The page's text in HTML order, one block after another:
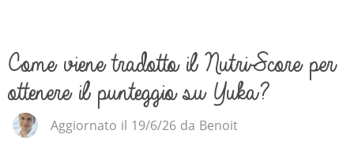
Come viene tradotto il Nutri-Score per
ottenere il punteggio su Yuka?
Aggiornato il 19/6/26 da Benoit